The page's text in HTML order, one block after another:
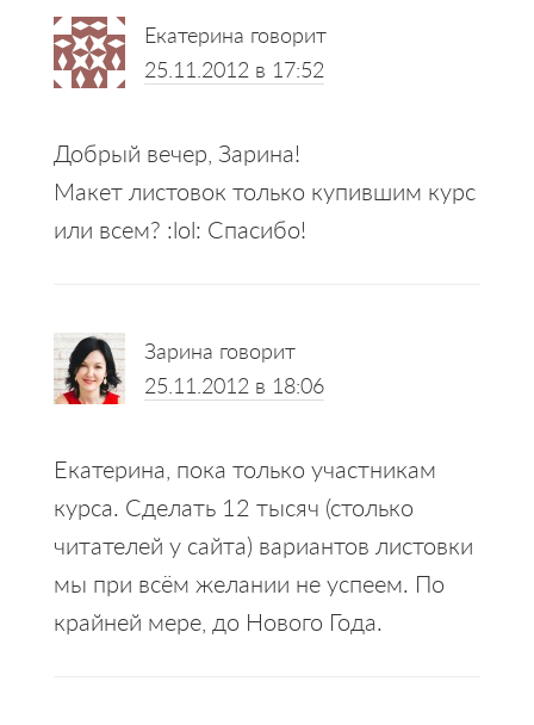
Екатерина говорит
25.11.2012 в 17:52
Добрый вечер, Зарина!
Макет листовок только купившим курс
или всем? :lol: Спасибо!
Зарина говорит
25.11.2012 в 18:06
Екатерина, пока только участникам
курса. Сделать 12 тысяч (столько
читателей у сайта) вариантов листовки
мы при всём желании не успеем. По
крайней мере, до Нового Года.